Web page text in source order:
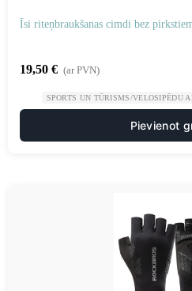
Īsi riteņbraukšanas cimdi bez
19,50 € (ar PVN)
SPORTS UN TŪRISMS/VELOSIPĒDU
Pievienot